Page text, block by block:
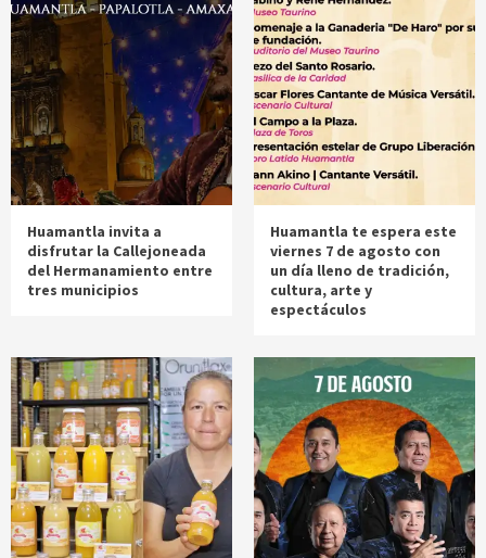
Huamantla invita a
disfrutar la Callejoneada
del Hermanamiento entre
tres municipios
Huamantla te espera este
viernes 7 de agosto con
un día lleno de tradición,
cultura, arte y
espectáculos